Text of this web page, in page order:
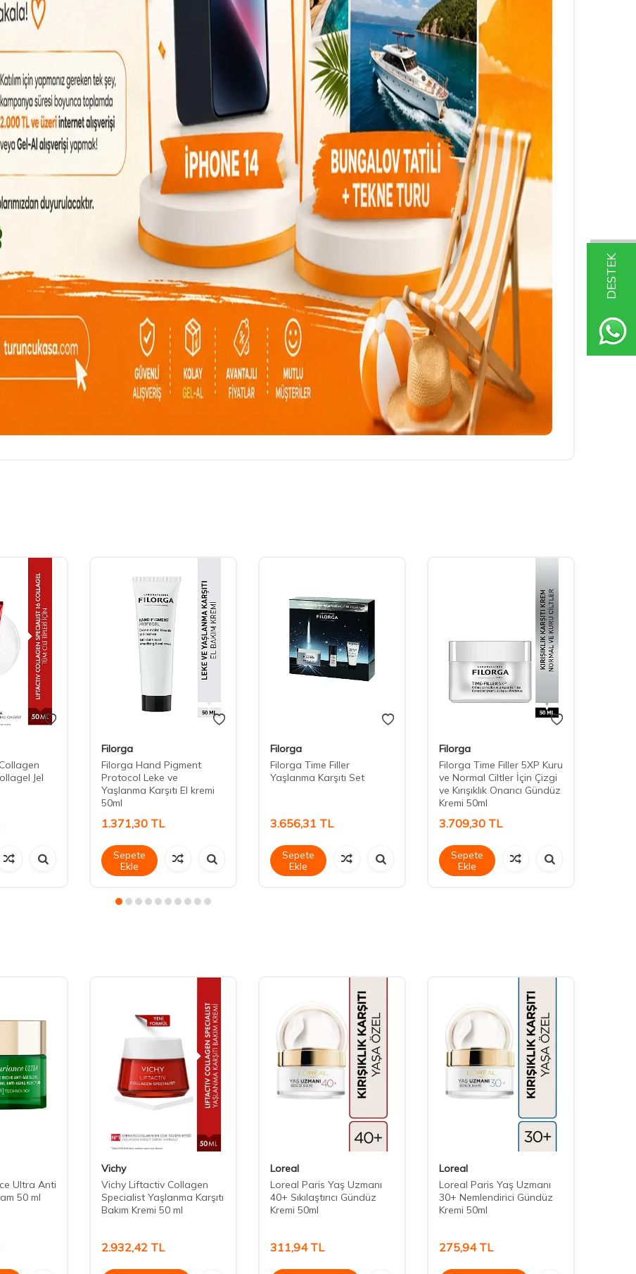
DESTEK
Jel
Filorga
Filorga Hand Pigment
Protocol Leke ve
Yaşlanma Karşıtı El kremi
50ml
1.371,30 TL
Sepete
Ekle
Filorga
Filorga Time Filler
Yaşlanma Karşıtı Set
3.656,31 TL
Sepete
Ekle
Filorga
Filorga Time Filler 5XP Kuru
ve Normal Ciltler İçin Çizgi
ve Kırışıklık Onarıcı Gündüz
Kremi 50ml
3.709,30 TL
Sepete
Ekle
Ultra Anti
50 ml
Vichy
Vichy Liftactiv Collagen
Specialist Yaşlanma Karşıtı
Bakım Kremi 50 ml
2.932,42 TL
Loreal
Loreal Paris Yaş Uzmanı
40+ Sıkılaştırıcı Gündüz
Kremi 50ml
311,94TL
Loreal
Loreal Paris Yaş Uzmanı
30+ Nemlendirici Gündüz
Kremi 50ml
275,94TL